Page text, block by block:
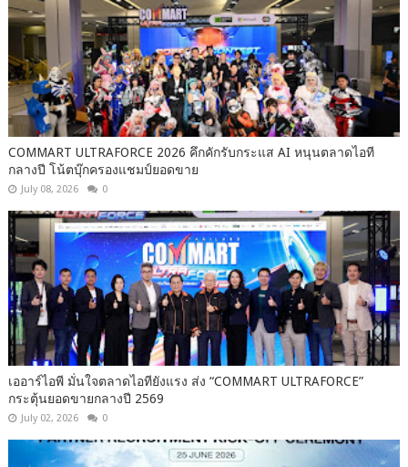
COMMART ULTRAFORCE 2026 คึกคักรับกระแส AI หนุนตลาดไอที
กลางปี โน้ตบุ๊กครองแชมป์ยอดขาย
July 08, 2026 0
เออาร์ไอพี มั่นใจตลาดไอทียังแรง ส่ง “COMMART ULTRAFORCE”
กระตุ้นยอดขายกลางปี 2569
July 02, 2026 0